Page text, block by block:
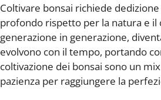
Coltivare bonsai richiede
profondo rispetto per la natura e il
generazione in generazione,
evolvono con il tempo, portando
coltivazione dei bonsai sono un
pazienza per raggiungere la